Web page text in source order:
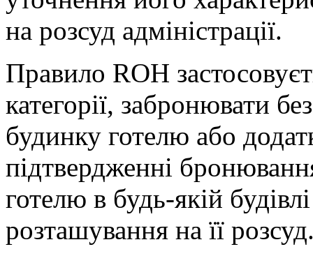
на розсуд адміністрації.
Правило ROH
категорії, забронювати
будинку готелю або
підтвердженні
готелю в будь-якій
розташування на її